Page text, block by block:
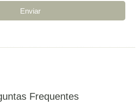
Enviar
Frequentes